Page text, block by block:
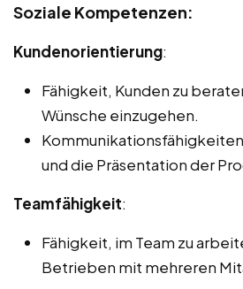
Soziale Kompetenzen:
Kundenorientierung:
Fähigkeit, Kunden zu
Wünsche einzugehen.
und die Präsentation der
Teamfähigkeit:
Fähigkeit, im Team zu
Betrieben mit mehreren